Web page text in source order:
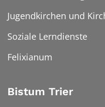
Jugendkirchen und
Soziale Lerndienste
Felixianum
Bistum Trier